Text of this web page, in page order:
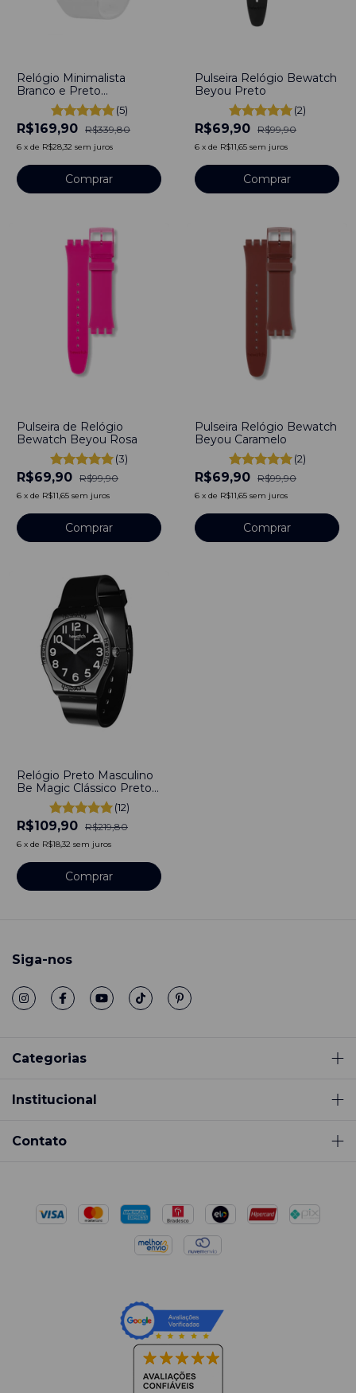
Relógio Minimalista
Branco e Preto
Marshmallow 40mm
(5)
R$169,90 R$339,80
6 x de R$28,32 sem juros
Pulseira Relógio Bewatch
Beyou Preto
(2)
R$69,90 R$99,90
6 x de R$11,65 sem juros
Comprar
Pulseira de Relógio
Bewatch Beyou Rosa
(3)
R$69,90 R$99,90
6 x de R$11,65 sem juros
Pulseira Relógio Bewatch
Beyou Caramelo
(2)
R$69,90 R$99,90
6 x de R$11,65 sem juros
Comprar
Relógio Preto Masculino
Be Magic Clássico Preto
Full Bewatch
(12)
R$109,90 R$219,80
6 x de R$18,32 sem juros
Siga-nos
Categorias
Institucional
Contato